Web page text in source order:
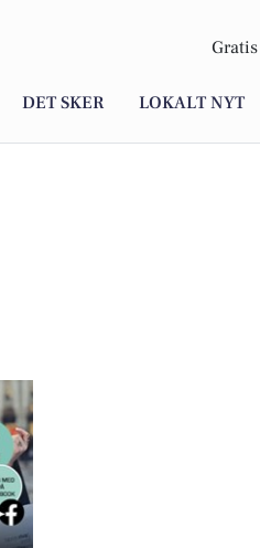
DET SKER LOKALT NYT